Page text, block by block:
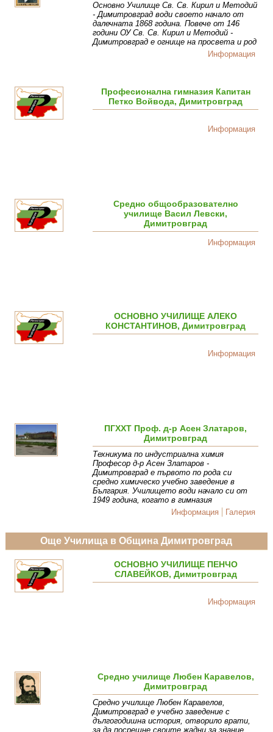
Основно Училище Св. Св. Кирил и Методий
- Димитровград води своето начало от
далечната 1868 година. Повече от 146
години ОУ Св. Св. Кирил и Методий -
Димитровград е огнище на просвета и род
Информация
Професионална гимназия Капитан
Петко Войвода, Димитровград
Информация
Средно общообразователно
училище Васил Левски,
Димитровград
Информация
ОСНОВНО УЧИЛИЩЕ АЛЕКО
КОНСТАНТИНОВ, Димитровград
Информация
ПГХХТ Проф. д-р Асен Златаров,
Димитровград
Техникума по индустриална химия
Професор д-р Асен Златаров -
Димитровград е първото по рода си
средно химическо учебно заведение в
България. Училището води начало си от
1949 година, когато в гимназия
Информация
Галерия
Още Училища в Община Димитровград
ОСНОВНО УЧИЛИЩЕ ПЕНЧО
СЛАВЕЙКОВ, Димитровград
Информация
Средно училище Любен Каравелов,
Димитровград
Средно училище Любен Каравелов,
Димитровград е учебно заведение с
дългогодишна история, отворило врати,
за да посрещне своите жадни за знание